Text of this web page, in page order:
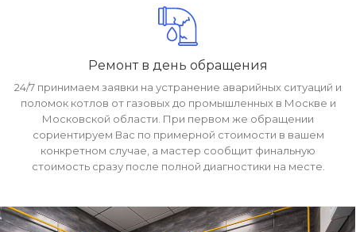
Ремонт в день обращения
24/7 принимаем заявки на устранение аварийных ситуаций и
поломок котлов от газовых до промышленных в Москве и
Московской области. При первом же обращении
сориентируем Вас по примерной стоимости в вашем
конкретном случае, а мастер сообщит финальную
стоимость сразу после полной диагностики на месте.